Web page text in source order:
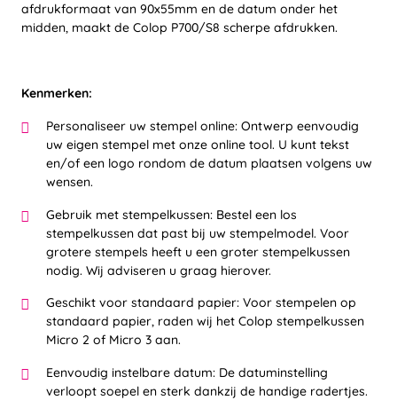
afdrukformaat van 90x55mm en de datum onder het
midden, maakt de Colop P700/S8 scherpe afdrukken.
Kenmerken:
Personaliseer uw stempel online: Ontwerp eenvoudig
uw eigen stempel met onze online tool. U kunt tekst
en/of een logo rondom de datum plaatsen volgens uw
wensen.
Gebruik met stempelkussen: Bestel een los
stempelkussen dat past bij uw stempelmodel. Voor
grotere stempels heeft u een groter stempelkussen
nodig. Wij adviseren u graag hierover.
Geschikt voor standaard papier: Voor stempelen op
standaard papier, raden wij het Colop stempelkussen
Micro 2 of Micro 3 aan.
Eenvoudig instelbare datum: De datuminstelling
verloopt soepel en sterk dankzij de handige radertjes.